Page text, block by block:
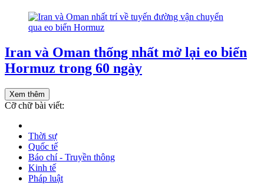
Iran và Oman thống nhất mở lại eo biển
Hormuz trong 60 ngày
Xem thêm
Cỡ chữ bài viết:
Thời sự
Quốc tế
Báo chí - Truyền thông
Kinh tế
Pháp luật